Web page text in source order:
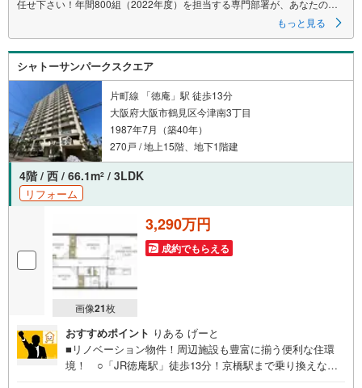
任せ下さい！年間800組（2022年度）を担当する専門部署が、あなたの住
宅ローンをお手伝い！リフォーム・リノベも併せて相談可能！
お子様連れのご家族も落ち着いてお話ができるよう、キッズスペースを設
置しています。
【営業時間 10:00-19:00】（年中無休）
上記時間はお電話が繋がりやすくなっております。ぜひお気軽にご連絡く
ださい！
現地をご見学される場合は「室内・現地を見学する（無料）」ボタンより
ご希望の日時をご記入いただけますとスムーズにご案内が可能です。
＝＝＝＝＝＝＝＝＝＝＝＝＝＝＝＝＝＝＝＝＝＝＝＝＝＝＝＝＝＝＝＝＝
もっと見る
シャトーサンパークスクエア
片町線 「徳庵」駅 徒歩13分
大阪府大阪市鶴見区今津南3丁目
1987年7月（築40年）
270戸 / 地上15階、地下1階建
4階 / 西 / 66.1m2 / 3LDK
リフォーム
画像21枚
3,290万円
成約でもらえる
おすすめポイント りある げーと
■リノベーション物件！周辺施設も豊富に揃う便利な住環
境！ ○「JR徳庵駅」徒歩13分！京橋駅まで乗り換えなし8